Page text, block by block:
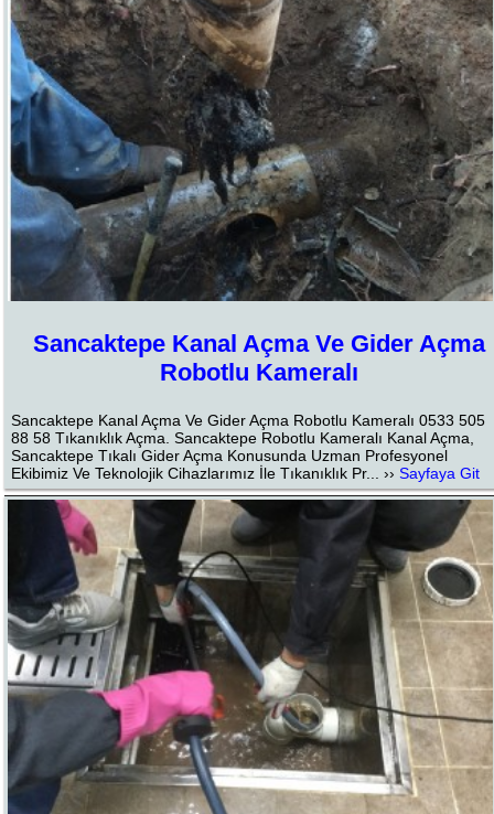
Sancaktepe Kanal Açma Ve Gider Açma
Robotlu Kameralı
Sancaktepe Kanal Açma Ve Gider Açma Robotlu Kameralı 0533 505
88 58 Tıkanıklık Açma. Sancaktepe Robotlu Kameralı Kanal Açma,
Sancaktepe Tıkalı Gider Açma Konusunda Uzman Profesyonel
Ekibimiz Ve Teknolojik Cihazlarımız İle Tıkanıklık Pr... ››Sayfaya Git